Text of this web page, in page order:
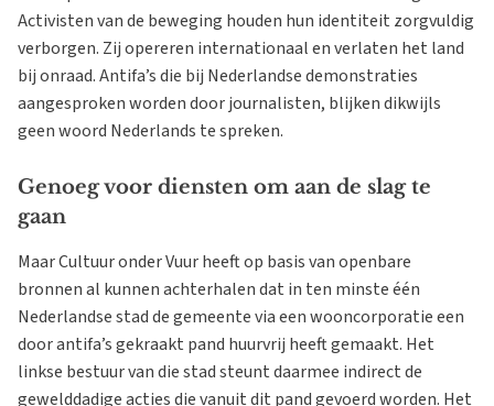
Activisten van de beweging houden hun identiteit zorgvuldig
verborgen. Zij opereren internationaal en verlaten het land
bij onraad. Antifa’s die bij Nederlandse demonstraties
aangesproken worden door journalisten, blijken dikwijls
geen woord Nederlands te spreken.
Genoeg voor diensten om aan de slag te
gaan
Maar Cultuur onder Vuur heeft op basis van openbare
bronnen al kunnen achterhalen dat in ten minste één
Nederlandse stad de gemeente via een wooncorporatie een
door antifa’s gekraakt pand huurvrij heeft gemaakt. Het
linkse bestuur van die stad steunt daarmee indirect de
gewelddadige acties die vanuit dit pand gevoerd worden. Het